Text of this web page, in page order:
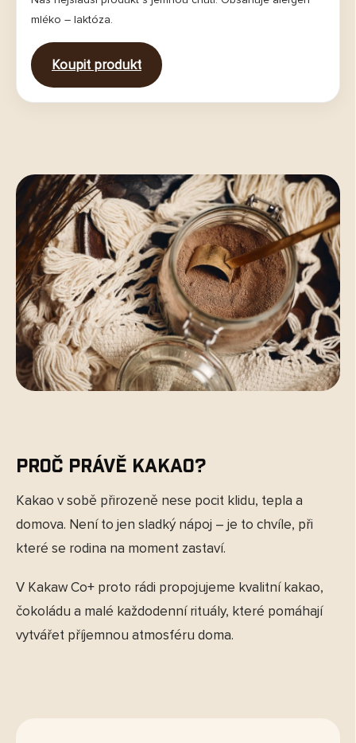
mléko – laktóza.
Koupit produkt
Proč právě kakao?
Kakao v sobě přirozeně nese pocit klidu, tepla a
domova. Není to jen sladký nápoj – je to chvíle, při
které se rodina na moment zastaví.
V Kakaw Co+ proto rádi propojujeme kvalitní kakao,
čokoládu a malé každodenní rituály, které pomáhají
vytvářet příjemnou atmosféru doma.